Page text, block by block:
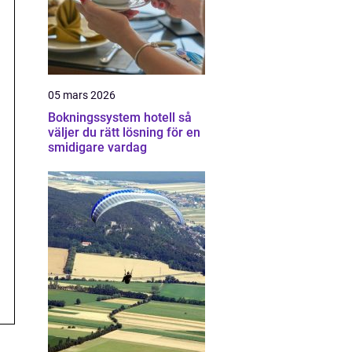
05 mars 2026
Bokningssystem hotell så
väljer du rätt lösning för en
smidigare vardag